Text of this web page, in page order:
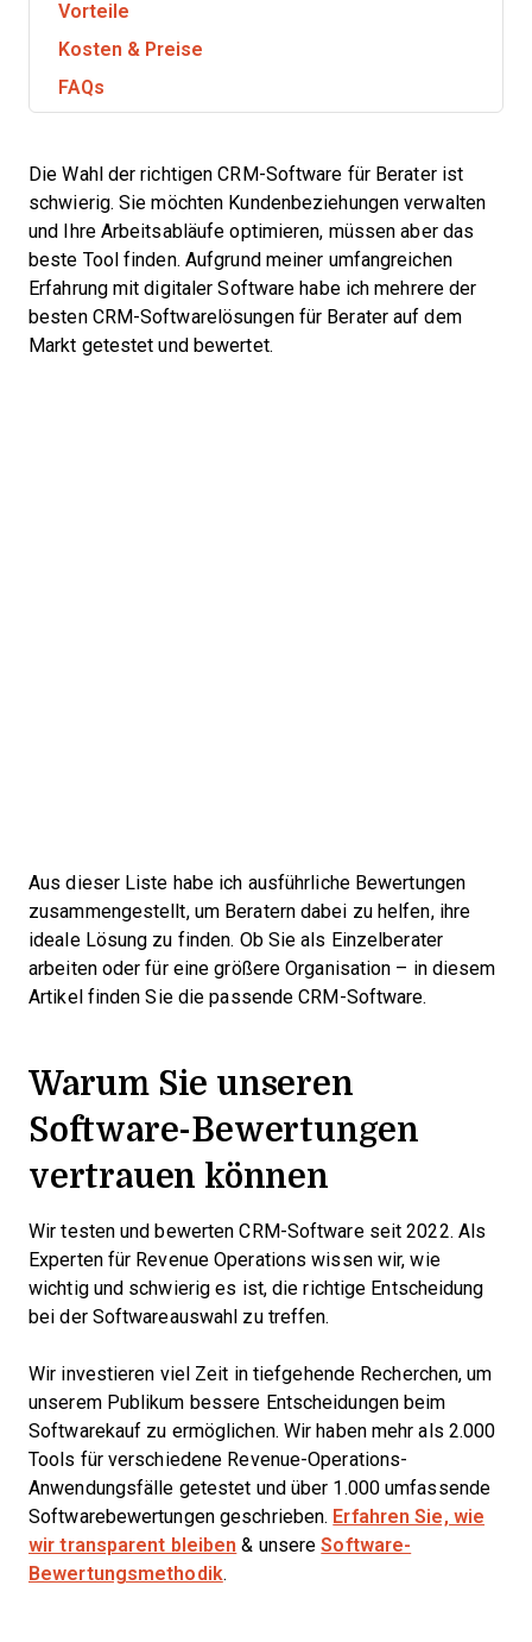
Vorteile
Kosten & Preise
FAQs
Die Wahl der richtigen CRM-Software für Berater ist
schwierig. Sie möchten Kundenbeziehungen verwalten
und Ihre Arbeitsabläufe optimieren, müssen aber das
beste Tool finden. Aufgrund meiner umfangreichen
Erfahrung mit digitaler Software habe ich mehrere der
besten CRM-Softwarelösungen für Berater auf dem
Markt getestet und bewertet.
Aus dieser Liste habe ich ausführliche Bewertungen
zusammengestellt, um Beratern dabei zu helfen, ihre
ideale Lösung zu finden. Ob Sie als Einzelberater
arbeiten oder für eine größere Organisation – in diesem
Artikel finden Sie die passende CRM-Software.
Warum Sie unseren
Software-Bewertungen
vertrauen können
Wir testen und bewerten CRM-Software seit 2022. Als
Experten für Revenue Operations wissen wir, wie
wichtig und schwierig es ist, die richtige Entscheidung
bei der Softwareauswahl zu treffen.
Wir investieren viel Zeit in tiefgehende Recherchen, um
unserem Publikum bessere Entscheidungen beim
Softwarekauf zu ermöglichen. Wir haben mehr als 2.000
Tools für verschiedene Revenue-Operations-
Anwendungsfälle getestet und über 1.000 umfassende
Softwarebewertungen geschrieben. Erfahren Sie, wie
wir transparent bleiben & unsereSoftware-
Bewertungsmethodik.